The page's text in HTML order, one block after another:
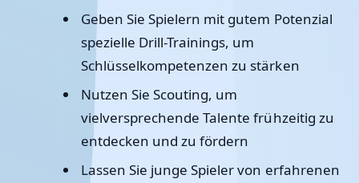
Geben Sie Spielern mit gutem Potenzial
spezielle Drill-Trainings, um
Schlüsselkompetenzen zu stärken
Nutzen Sie Scouting, um
vielversprechende Talente frühzeitig zu
entdecken und zu fördern
Lassen Sie junge Spieler von erfahrenen